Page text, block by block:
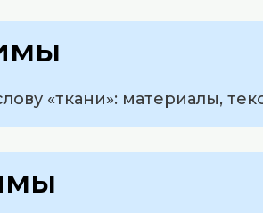
«ткани»: материалы,